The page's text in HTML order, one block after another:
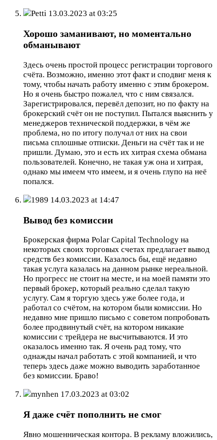
Petti 13.03.2023 at 03:25
Хорошо заманивают, но моментально
обманывают
Здесь очень простой процесс регистрации торгового
счёта. Возможно, именно этот факт и сподвиг меня к
тому, чтобы начать работу именно с этим брокером.
Но я очень быстро пожалел, что с ним связался.
Зарегистрировался, перевёл депозит, но по факту на
брокерский счёт он не поступил. Пытался выяснить у
менеджеров технической поддержки, в чём же
проблема, но по итогу получал от них на свои
письма сплошные отписки. Деньги на счёт так и не
пришли. Думаю, это и есть их хитрая схема обмана
пользователей. Конечно, не такая уж она и хитрая,
однако мы имеем что имеем, и я очень глупо на неё
попался.
1989 14.03.2023 at 14:47
Вывод без комиссии
Брокерская фирма Polar Capital Technology на
некоторых своих торговых счетах предлагает вывод
средств без комиссии. Казалось бы, ещё недавно
такая услуга казалась на данном рынке нереальной.
Но прогресс не стоит на месте, и на моей памяти это
первый брокер, который реально сделал такую
услугу. Сам я торгую здесь уже более года, и
работал со счётом, на котором были комиссии. Но
недавно мне пришло письмо с советом попробовать
более продвинутый счёт, на котором никакие
комиссии с трейдера не высчитываются. И это
оказалось именно так. Я очень рад тому, что
однажды начал работать с этой компанией, и что
теперь здесь даже можно выводить заработанное
без комиссии. Браво!
mynhen 17.03.2023 at 03:02
Я даже счёт пополнить не смог
Явно мошенническая контора. В рекламу вложились,